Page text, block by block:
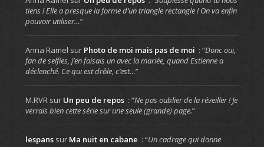
tiens ! Elle a presque la forme d’un triangle rectangle ! On va enfin
pouvoir utiliser…”
Anna Ramel sur Photo de moi mais pas de moi : “Donc oui,
fan de selfies, j’en faisais un avec la mariée, quand Estienne a
déclenché. Ce qui est drôle, c’est…”
M.RVRsur Un peu de repos : “Ne pas oublier de la réveiller ! Je
verrais bien cette série sur une seule (grande) page.”
lespanssur Ma nuit en cabane : “Un cadrage qui donne